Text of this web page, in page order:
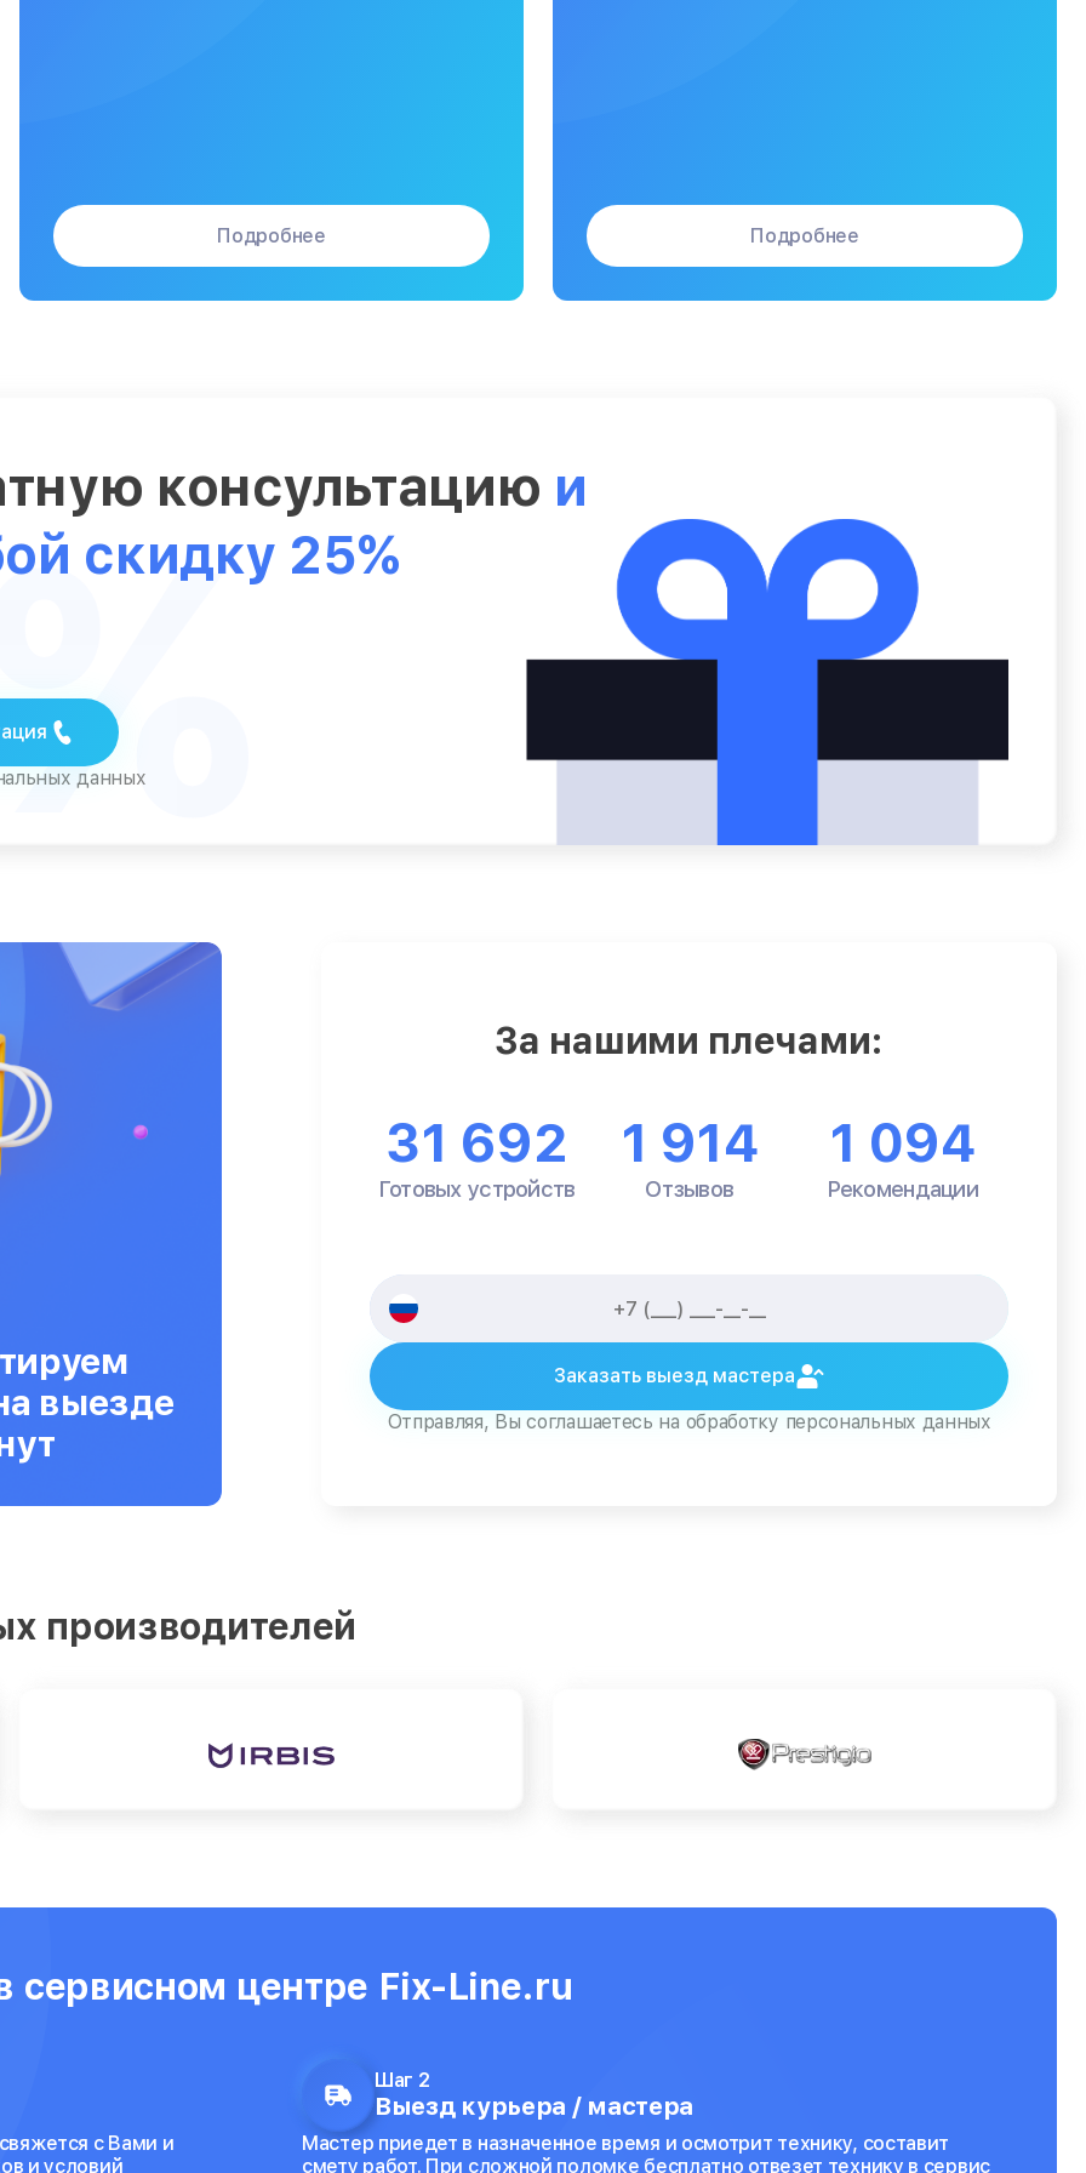
Подробнее Подробнее
консультацию и
скидку 25%
данных
выезде
За нашими плечами:
31 692
Готовых устройств
1 914
Отзывов
1 094
Рекомендации
Заказать выезд мастера
Отправляя, Вы соглашаетесь на обработку персональных данных
производителей
сервисном центре Fix-Line.ru
с Вами и
и условий
Шаг 2
Выезд курьера / мастера
Мастер приедет в назначенное время и осмотрит технику, составит
смету работ. При сложной поломке бесплатно отвезет технику в сервис